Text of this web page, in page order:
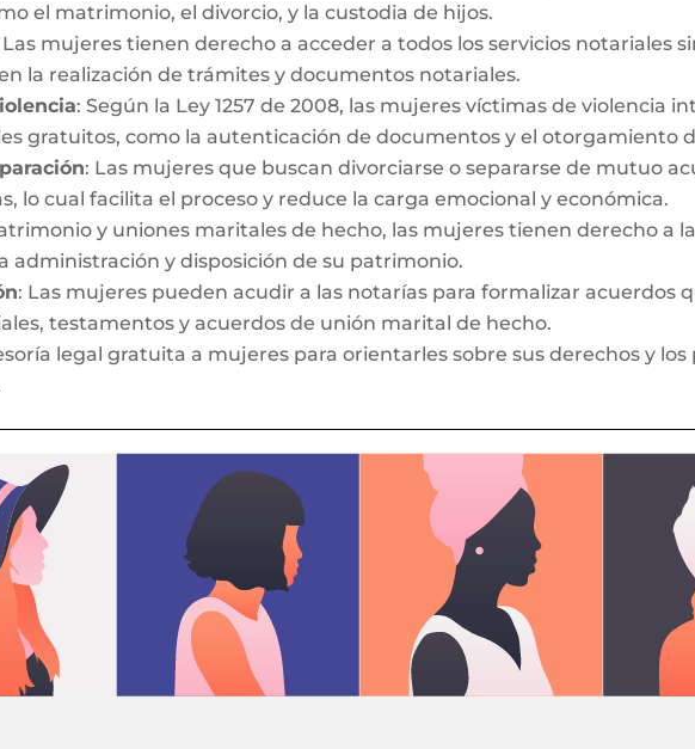
el matrimonio, el divorcio, y la custodia de hijos.
Las mujeres tienen derecho a acceder a todos los servicios notariales
la realización de trámites y documentos notariales.
: Según la Ley 1257 de 2008, las mujeres víctimas de violencia
gratuitos, como la autenticación de documentos y el otorgamiento
: Las mujeres que buscan divorciarse o separarse de mutuo
lo cual facilita el proceso y reduce la carga emocional y económica.
y uniones maritales de hecho, las mujeres tienen derecho a
administración y disposición de su patrimonio.
: Las mujeres pueden acudir a las notarías para formalizar acuerdos
testamentos y acuerdos de unión marital de hecho.
legal gratuita a mujeres para orientarles sobre sus derechos y